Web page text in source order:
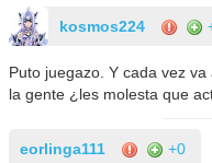
kosmos224
Puto juegazo. Y cada vez
la gente ¿les molesta que
eorlinga111 +0